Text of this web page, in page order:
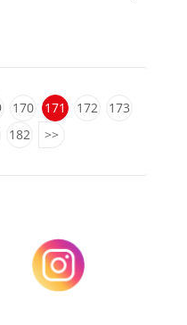
170 171 172
173
182 >>